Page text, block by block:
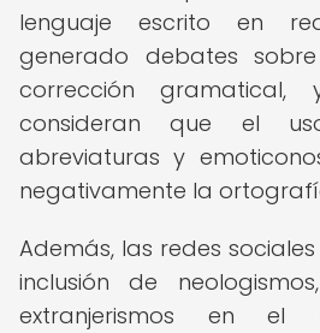
lenguaje escrito en
generado debates
corrección gramatical,
consideran que el
abreviaturas y
negativamente la
Además, las redes
inclusión de
extranjerismos en el